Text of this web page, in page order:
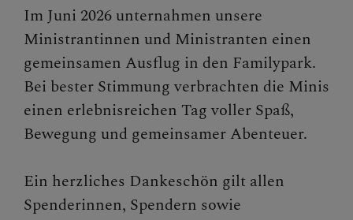
2024
2025
2026
SAKRAMENTE
Im Juni 2026 unternahmen unsere
Ministrantinnen und Ministranten einen
gemeinsamen Ausflug in den Familypark.
Bei bester Stimmung verbrachten die Minis
einen erlebnisreichen Tag voller Spaß,
Bewegung und gemeinsamer Abenteuer.
Ein herzliches Dankeschön gilt allen
Spenderinnen, Spendern sowie